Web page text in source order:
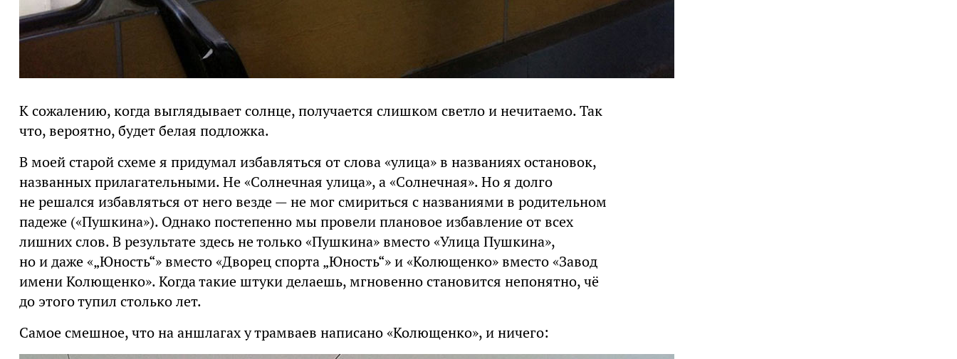
К сожалению, когда выглядывает солнце, получается слишком светло и нечитаемо. Так
что, вероятно, будет белая подложка.
В моей старой схеме я придумал избавляться от слова «улица» в названиях остановок,
названных прилагательными. Не «Солнечная улица», а «Солнечная». Но я долго
не решался избавляться от него везде — не мог смириться с названиями в родительном
падеже («Пушкина»). Однако постепенно мы провели плановое избавление от всех
лишних слов. В результате здесь не только «Пушкина» вместо «Улица Пушкина»,
но и даже «„Юность“» вместо «Дворец спорта „Юность“» и «Колющенко» вместо «Завод
имени Колющенко». Когда такие штуки делаешь, мгновенно становится непонятно, чё
до этого тупил столько лет.
Самое смешное, что на аншлагах у трамваев написано «Колющенко», и ничего: